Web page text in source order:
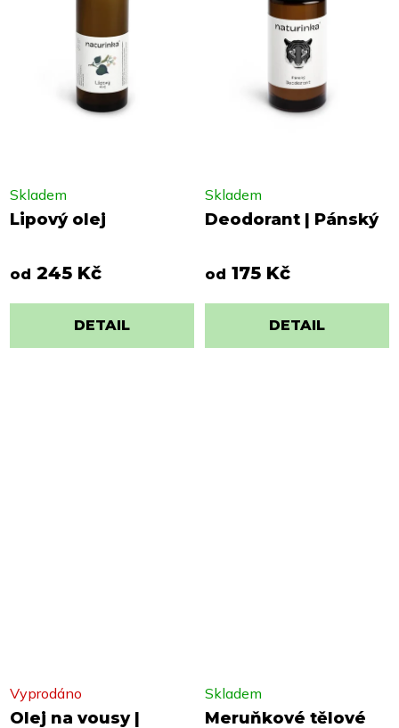
Lipový olej
Skladem
od 245 Kč
DETAIL
Deodorant | Pánský
Skladem
od 175 Kč
DETAIL
Olej na vousy |
Vyprodáno
Meruňkové tělové
Skladem